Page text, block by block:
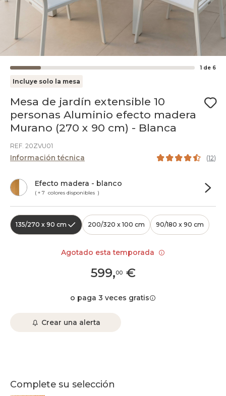
1 de 6
Incluye solo la mesa
Mesa de jardín extensible 10
personas Aluminio efecto madera
Murano (270 x 90 cm) - Blanca
REF. 20ZVU01
Información técnica (12)
Efecto madera - blanco
( + 7 colores disponibles )
135/270 x 90 cm 200/320 x 100 cm 90/180 x 90 cm
599,00€
o paga 3 veces gratis
Crear una alerta
Complete su selección